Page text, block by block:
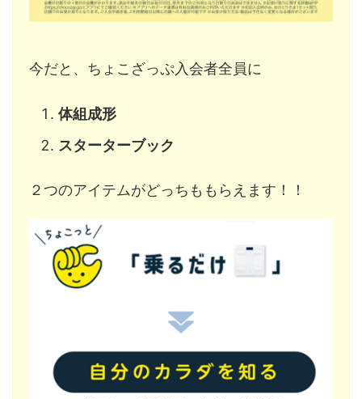
今だと、ちょこざっぷ入会者全員に
体組成形
スターターブック
２つのアイテムがどっちももらえます！！